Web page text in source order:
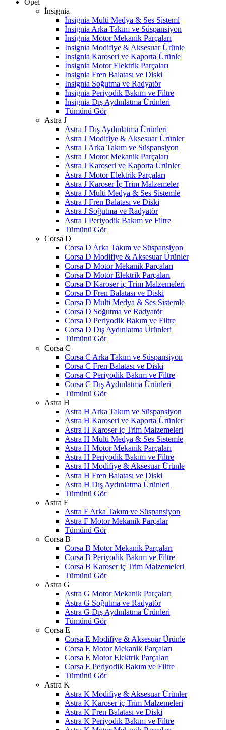
Opel
İnsignia
İnsignia Multi Medya & Ses Sisteml
İnsignia Arka Takım ve Süspansiyon
İnsignia Motor Mekanik Parçaları
İnsignia Modifiye & Aksesuar Ürünle
İnsignia Karoseri ve Kaporta Ürünle
İnsignia Motor Elektrik Parçaları
İnsignia Fren Balatası ve Diski
İnsignia Soğutma ve Radyatör
İnsignia Periyodik Bakım ve Filtre
İnsignia Dış Aydınlatma Ürünleri
Tümünü Gör
Astra J
Astra J Dış Aydınlatma Ürünleri
Astra J Modifiye & Aksesuar Ürünler
Astra J Arka Takım ve Süspansiyon
Astra J Motor Mekanik Parçaları
Astra J Karoseri ve Kaporta Ürünler
Astra J Motor Elektrik Parçaları
Astra J Karoser İç Trim Malzemeler
Astra J Multi Medya & Ses Sistemle
Astra J Fren Balatası ve Diski
Astra J Soğutma ve Radyatör
Astra J Periyodik Bakım ve Filtre
Tümünü Gör
Corsa D
Corsa D Arka Takım ve Süspansiyon
Corsa D Modifiye & Aksesuar Ürünler
Corsa D Motor Mekanik Parçaları
Corsa D Motor Elektrik Parçaları
Corsa D Karoser iç Trim Malzemeleri
Corsa D Fren Balatası ve Diski
Corsa D Multi Medya & Ses Sistemle
Corsa D Soğutma ve Radyatör
Corsa D Periyodik Bakım ve Filtre
Corsa D Dış Aydınlatma Ürünleri
Tümünü Gör
Corsa C
Corsa C Arka Takım ve Süspansiyon
Corsa C Fren Balatası ve Diski
Corsa C Periyodik Bakım ve Filtre
Corsa C Dış Aydınlatma Ürünleri
Tümünü Gör
Astra H
Astra H Arka Takım ve Süspansiyon
Astra H Karoseri ve Kaporta Ürünler
Astra H Karoser iç Trim Malzemeleri
Astra H Multi Medya & Ses Sistemle
Astra H Motor Mekanik Parçaları
Astra H Periyodik Bakım ve Filtre
Astra H Modifiye & Aksesuar Ürünle
Astra H Fren Balatası ve Diski
Astra H Dış Aydınlatma Ürünleri
Tümünü Gör
Astra F
Astra F Arka Takım ve Süspansiyon
Astra F Motor Mekanik Parçalar
Tümünü Gör
Corsa B
Corsa B Motor Mekanik Parçaları
Corsa B Periyodik Bakım ve Filtre
Corsa B Karoser iç Trim Malzemeleri
Tümünü Gör
Astra G
Astra G Motor Mekanik Parçaları
Astra G Soğutma ve Radyatör
Astra G Dış Aydınlatma Ürünleri
Tümünü Gör
Corsa E
Corsa E Modifiye & Aksesuar Ürünle
Corsa E Motor Mekanik Parçaları
Corsa E Motor Elektrik Parçaları
Corsa E Periyodik Bakım ve Filtre
Tümünü Gör
Astra K
Astra K Modifiye & Aksesuar Ürünler
Astra K Karoser iç Trim Malzemeleri
Astra K Fren Balatası ve Diski
Astra K Periyodik Bakım ve Filtre